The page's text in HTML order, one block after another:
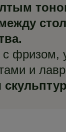
с
и